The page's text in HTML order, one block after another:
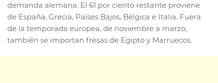
demanda alemana. El 61 por ciento restante proviene
de España, Grecia, Países Bajos, Bélgica e Italia. Fuera
de la temporada europea, de noviembre a marzo,
también se importan fresas de Egipto y Marruecos.